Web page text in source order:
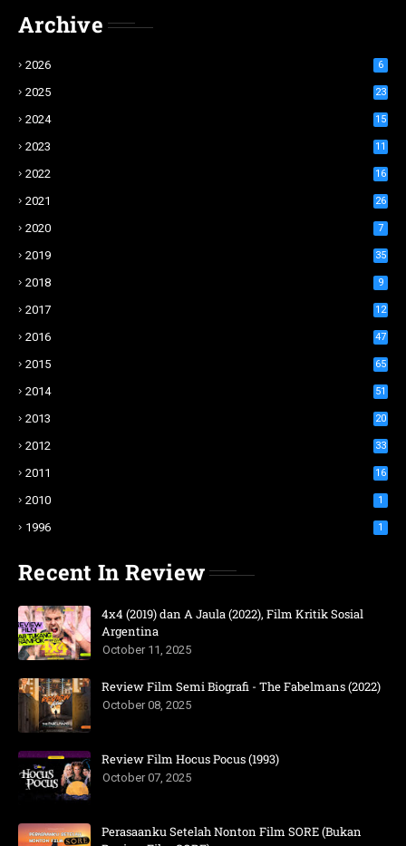
Archive
2026 6
2025 23
2024 15
2023 11
2022 16
2021 26
2020 7
2019 35
2018 9
2017 12
2016 47
2015 65
2014 51
2013 20
2012 33
2011 16
2010 1
1996 1
Recent In Review
4x4 (2019) dan A Jaula (2022), Film Kritik Sosial
Argentina
October 11, 2025
Review Film Semi Biografi - The Fabelmans (2022)
October 08, 2025
Review Film Hocus Pocus (1993)
October 07, 2025
Perasaanku Setelah Nonton Film SORE (Bukan